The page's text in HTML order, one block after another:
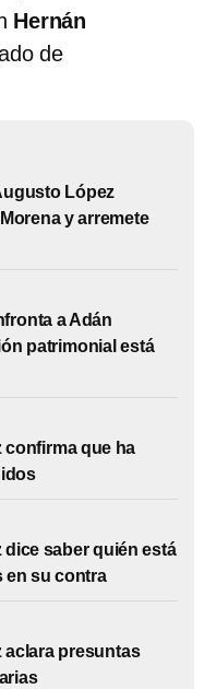
Hernán
de
López
y arremete
a Adán
patrimonial está
que ha
saber quién está
en su contra
presuntas